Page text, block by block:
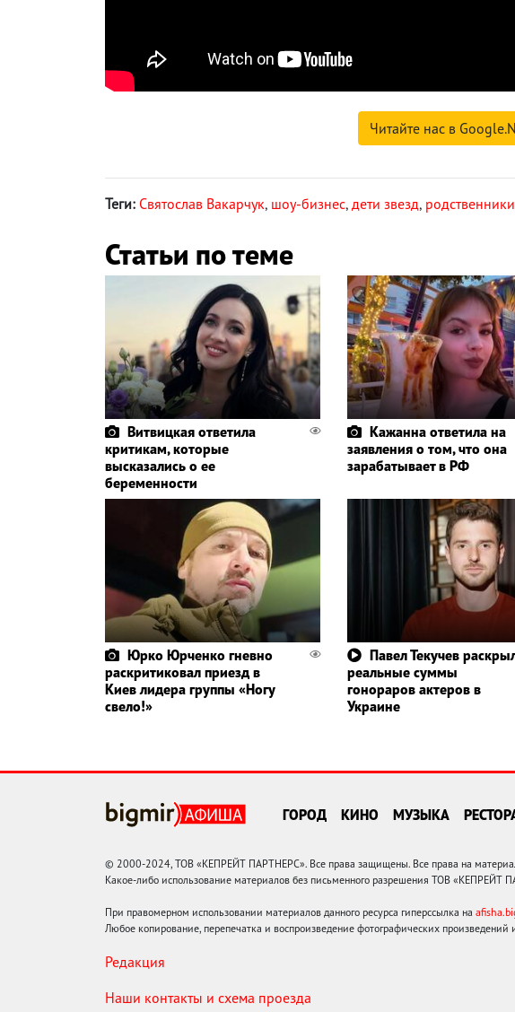
Читайте нас в
Теги: Святослав Вакарчук, шоу-бизнес, дети звезд,
Статьи по теме
Витвицкая ответила
критикам, которые
высказались о ее
беременности
Кажанна ответила на
заявления о том, что она
зарабатывает в РФ
Юрко Юрченко гневно
раскритиковал приезд в
Киев лидера группы «Ногу
свело!»
Павел Текучев
реальные суммы
гонораров актеров в
Украине
ГОРОД КИНО МУЗЫКА
© 2000-2024, ТОВ «КЕПРЕЙТ ПАРТНЕРС». Все права защищены. Все права на
Какое-либо использование материалов без письменного разрешения ТОВ «КЕПРЕЙТ
При правомерном использовании материалов данного ресурса гиперссылка на
Любое копирование, перепечатка и воспроизведение фотографических
Редакция
Наши контакты и схема проезда